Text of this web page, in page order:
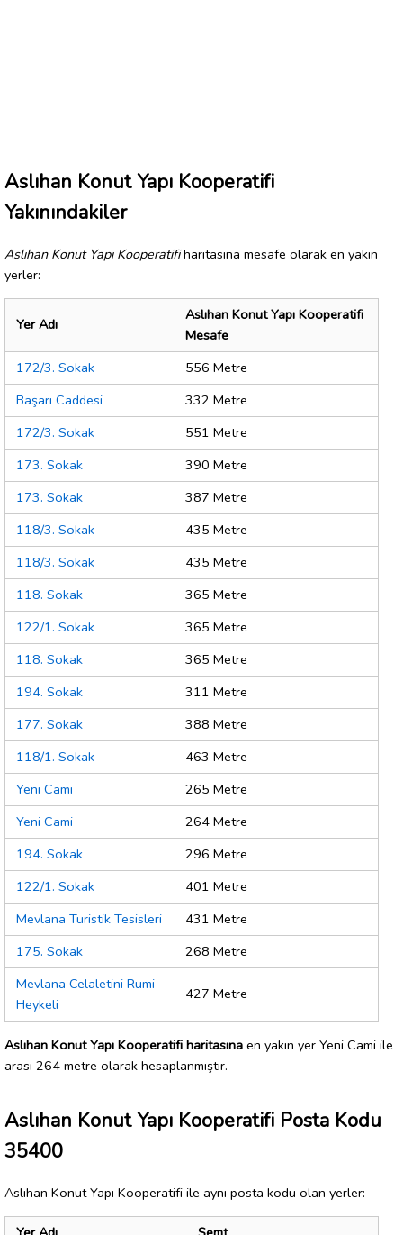
Aslıhan Konut Yapı Kooperatifi
Yakınındakiler
Aslıhan Konut Yapı Kooperatifiharitasına mesafe olarak en yakın
yerler:
Yer Adı
Aslıhan Konut Yapı Kooperatifi
Mesafe
172/3. Sokak
556 Metre
Başarı Caddesi
332 Metre
172/3. Sokak
551 Metre
173. Sokak
390 Metre
173. Sokak
387 Metre
118/3. Sokak
435 Metre
118/3. Sokak
435 Metre
118. Sokak
365 Metre
122/1. Sokak
365 Metre
118. Sokak
365 Metre
194. Sokak
311 Metre
177. Sokak
388 Metre
118/1. Sokak
463 Metre
Yeni Cami
265 Metre
Yeni Cami
264 Metre
194. Sokak
296 Metre
122/1. Sokak
401 Metre
Mevlana Turistik Tesisleri
431 Metre
175. Sokak
268 Metre
Mevlana Celaletini Rumi
Heykeli
427 Metre
Aslıhan Konut Yapı Kooperatifi haritasına en yakın yer Yeni Cami ile
arası 264 metre olarak hesaplanmıştır.
Aslıhan Konut Yapı Kooperatifi Posta Kodu
35400
Aslıhan Konut Yapı Kooperatifi ile aynı posta kodu olan yerler: